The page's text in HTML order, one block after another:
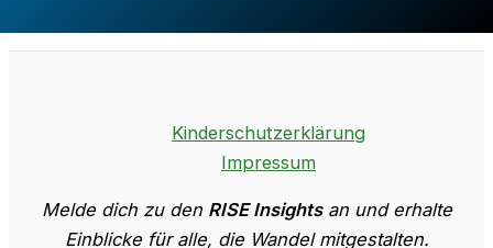
Kinderschutzerklärung
Impressum
Melde dich zu den RISE Insightsan und erhalte
Einblicke für alle, die Wandel mitgestalten.